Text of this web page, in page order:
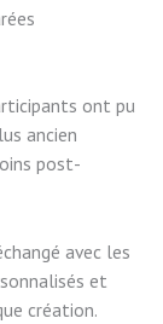
ont pu
ancien
post-
avec les
et
création.